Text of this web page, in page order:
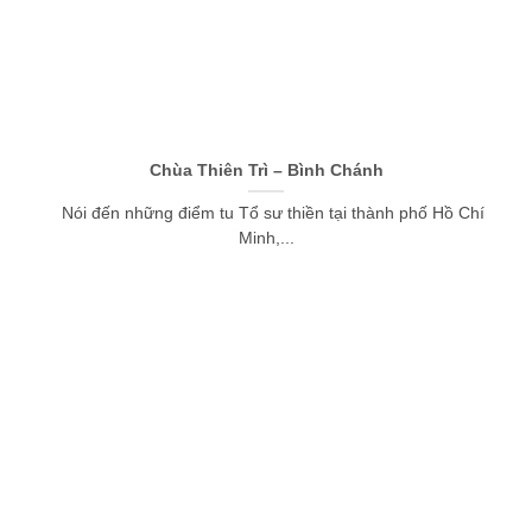
Chùa Thiên Trì – Bình Chánh
Nói đến những điểm tu Tổ sư thiền tại thành phố Hồ Chí
Minh,...